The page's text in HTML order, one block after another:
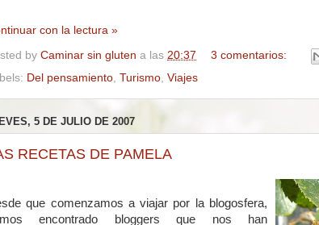
con la lectura »
by Caminar sin gluten a las 20:37
3 comentarios:
Del pensamiento, Turismo, Viajes
5 DE JULIO DE 2007
RECETAS DE PAMELA
que comenzamos a viajar por la blogosfera,
encontrado bloggers que nos han